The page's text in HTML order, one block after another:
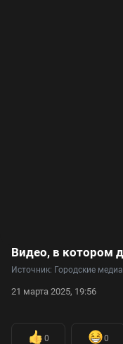
Источник: Городские медиа
21 марта 2025, 19:56
0 0